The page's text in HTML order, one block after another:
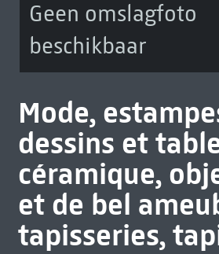
Geen omslagfoto
beschikbaar
Mode,
dessins et
céramique,
et de bel
tapisseries,